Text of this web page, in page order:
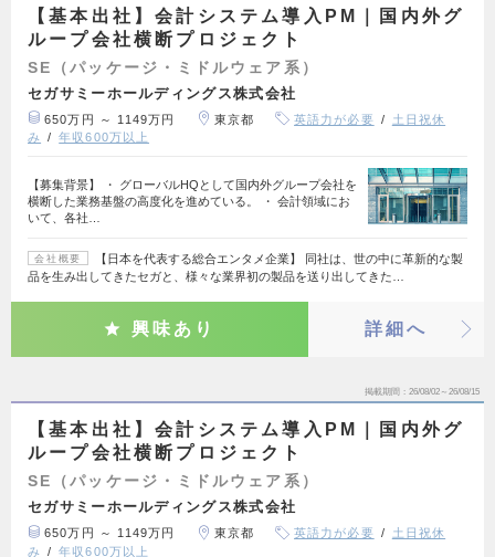
【基本出社】会計システム導入PM｜国内外グ
ループ会社横断プロジェクト
SE（パッケージ・ミドルウェア系）
セガサミーホールディングス株式会社
650万円 ～ 1149万円 東京都 英語力が必要
土日祝休
み
年収600万以上
【募集背景】 ・ グローバルHQとして国内外グループ会社を
横断した業務基盤の高度化を進めている。 ・ 会計領域にお
いて、各社…
会社概要
【日本を代表する総合エンタメ企業】 同社は、世の中に革新的な製
品を生み出してきたセガと、様々な業界初の製品を送り出してきた…
興味あり 詳細へ
掲載期間 26/08/02～26/08/15
【基本出社】会計システム導入PM｜国内外グ
ループ会社横断プロジェクト
SE（パッケージ・ミドルウェア系）
セガサミーホールディングス株式会社
650万円 ～ 1149万円 東京都 英語力が必要
土日祝休
み
年収600万以上